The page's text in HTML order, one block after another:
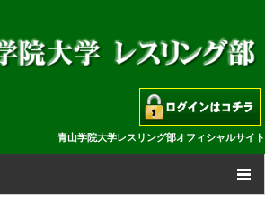
青山学院大学レスリング部オフィシャルサイト